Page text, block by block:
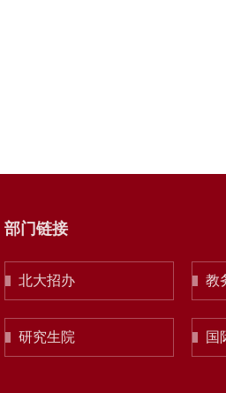
部门链接
北大招办 教
研究生院 国